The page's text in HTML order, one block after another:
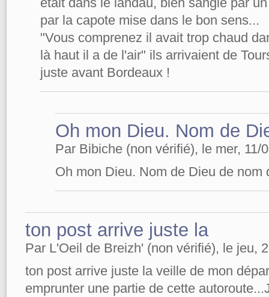
par la capote mise dans le bon sens...
"Vous comprenez il avait trop chaud
là haut il a de l'air" ils arrivaient de
juste avant Bordeaux !
Oh mon Dieu. Nom de
Par Bibiche (non vérifié), le mer, 11/
Oh mon Dieu. Nom de Dieu de nom
ton post arrive juste la
Par L'Oeil de Breizh' (non vérifié), le jeu,
ton post arrive juste la veille de mon
emprunter une partie de cette